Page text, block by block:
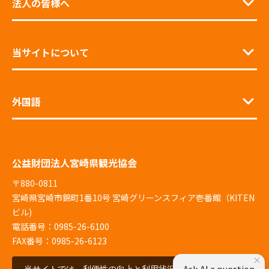
当サイトについて
外国語
公益財団法人宮崎県観光協会
〒880-0811
宮崎県宮崎市錦町1番10号 宮崎グリーンスフィア壱番館（KITEN
ビル)
電話番号：0985-26-6100
FAX番号：0985-26-6123
×